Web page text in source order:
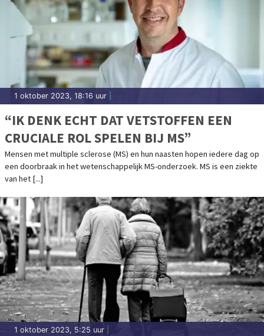
1 oktober 2023, 18:16 uur
“IK DENK ECHT DAT VETSTOFFEN EEN
CRUCIALE ROL SPELEN BIJ MS”
Mensen met multiple sclerose (MS) en hun naasten hopen iedere dag op
een doorbraak in het wetenschappelijk MS-onderzoek. MS is een ziekte
van het [...]
1 oktober 2023, 5:25 uur